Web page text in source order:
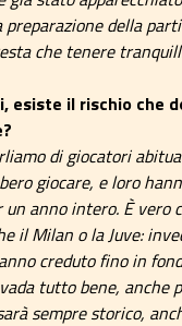
preparazione della
che tenere
esiste il rischio che
di giocatori
giocare, e loro
anno intero. È vero
il Milan o la Juve:
creduto fino in
tutto bene,
sempre storico,